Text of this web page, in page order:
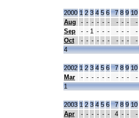
2000 1 2 3 4 5 6 7 8 9 10
Aug
- - - - - - - - - -
Sep
- - 1 - - - - - - -
Oct
- - - - - - - - - -
4
2002 1 2 3 4 5 6 7 8 9 10
Mar
- - - - - - - - - -
1
2003 1 2 3 4 5 6 7 8 9 10
Apr
- - - - - - 4 - - -